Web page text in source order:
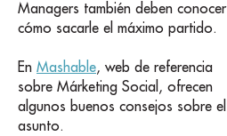
Managers también deben conocer
cómo sacarle el máximo partido.
En Mashable, web de referencia
sobre Márketing Social, ofrecen
algunos buenos consejos sobre el
asunto.